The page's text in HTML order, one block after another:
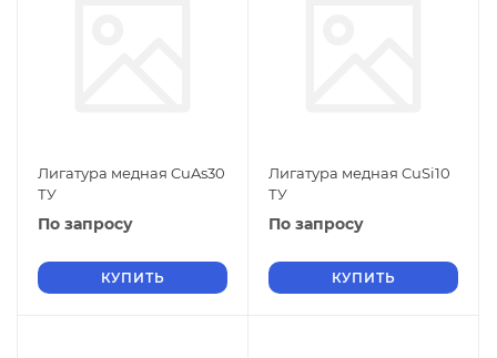
Лигатура медная CuAs30
ТУ
По запросу
КУПИТЬ
Лигатура медная CuSi10
ТУ
По запросу
КУПИТЬ